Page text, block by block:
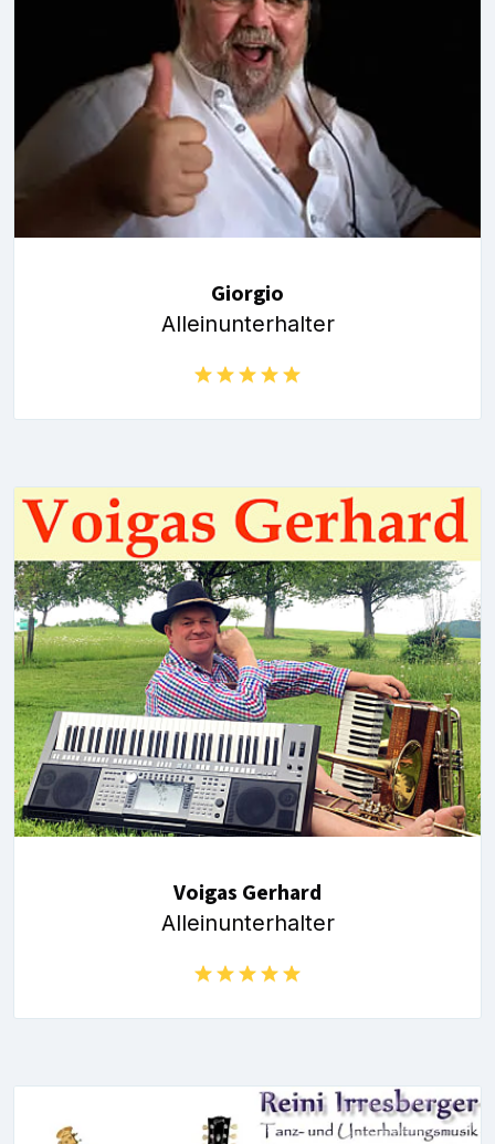
Giorgio
Alleinunterhalter
Voigas Gerhard
Alleinunterhalter